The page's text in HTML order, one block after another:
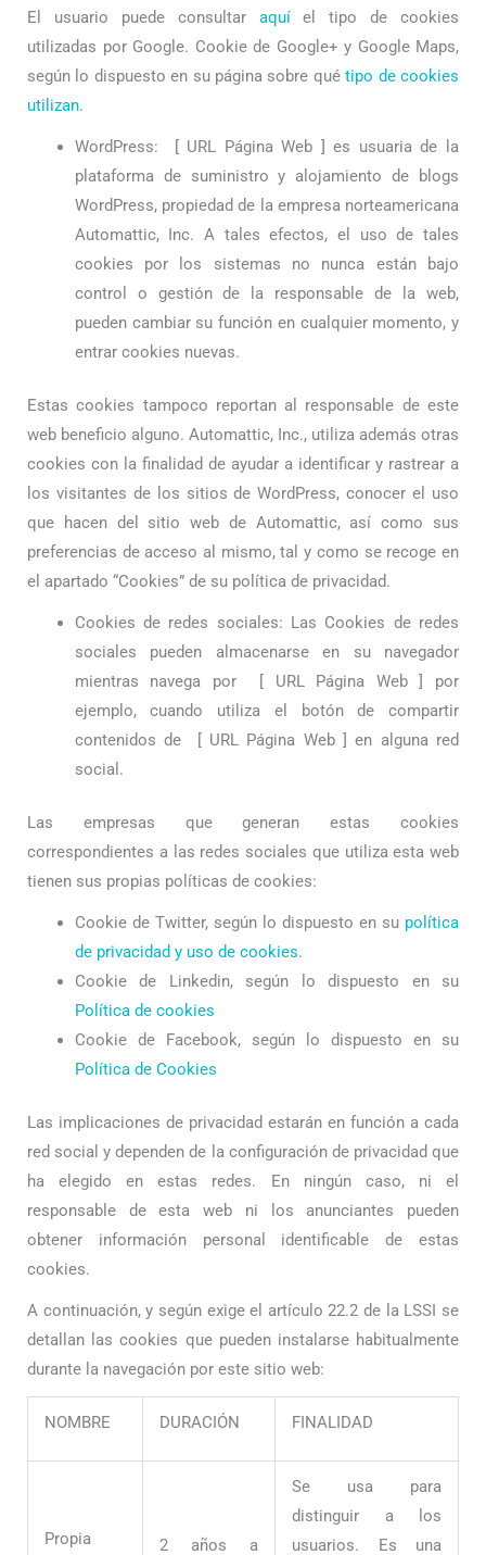
El usuario puede consultar aquíel tipo de cookies
utilizadas por Google. Cookie de Google+ y Google Maps,
según lo dispuesto en su página sobre quétipo de cookies
utilizan.
WordPress: [ URL Página Web ]
es usuaria de la
plataforma de suministro y alojamiento de blogs
WordPress, propiedad de la empresa norteamericana
Automattic, Inc. A tales efectos, el uso de tales
cookies por los sistemas no nunca están bajo
control o gestión de la responsable de la web,
pueden cambiar su función en cualquier momento, y
entrar cookies nuevas.
Estas cookies tampoco reportan al responsable de este
web beneficio alguno. Automattic, Inc., utiliza además otras
cookies con la finalidad de ayudar a identificar y rastrear a
los visitantes de los sitios de WordPress, conocer el uso
que hacen del sitio web de Automattic, así como sus
preferencias de acceso al mismo, tal y como se recoge en
el apartado “Cookies” de su política de privacidad.
Cookies de redes sociales: Las Cookies de redes
sociales pueden almacenarse en su navegador
mientras navega por
[ URL Página Web ]
por
ejemplo, cuando utiliza el botón de compartir
contenidos de
[ URL Página Web ]en alguna red
social.
Las empresas que generan estas cookies
correspondientes a las redes sociales que utiliza esta web
tienen sus propias políticas de cookies:
Cookie de Twitter, según lo dispuesto en su política
de privacidad y uso de cookies.
Cookie de Linkedin, según lo dispuesto en su
Política de cookies
Cookie de Facebook, según lo dispuesto en su
Política de Cookies
Las implicaciones de privacidad estarán en función a cada
red social y dependen de la configuración de privacidad que
ha elegido en estas redes. En ningún caso, ni el
responsable de esta web ni los anunciantes pueden
obtener información personal identificable de estas
cookies.
A continuación, y según exige el artículo 22.2 de la LSSI se
detallan las cookies que pueden instalarse habitualmente
durante la navegación por este sitio web:
NOMBRE DURACIÓN FINALIDAD
Propia 2 años a
Se usa para
distinguir a los
usuarios. Es una